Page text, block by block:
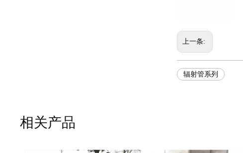
上一条:
辐射管系列
相关产品